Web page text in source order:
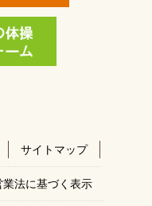
サイトマップ
業法に基づく表示